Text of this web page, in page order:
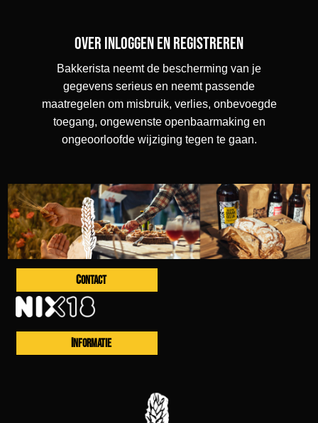
Over inloggen en registreren
Bakkerista neemt de bescherming van je
gegevens serieus en neemt passende
maatregelen om misbruik, verlies, onbevoegde
toegang, ongewenste openbaarmaking en
ongeoorloofde wijziging tegen te gaan.
CONTACT
INFORMATIE